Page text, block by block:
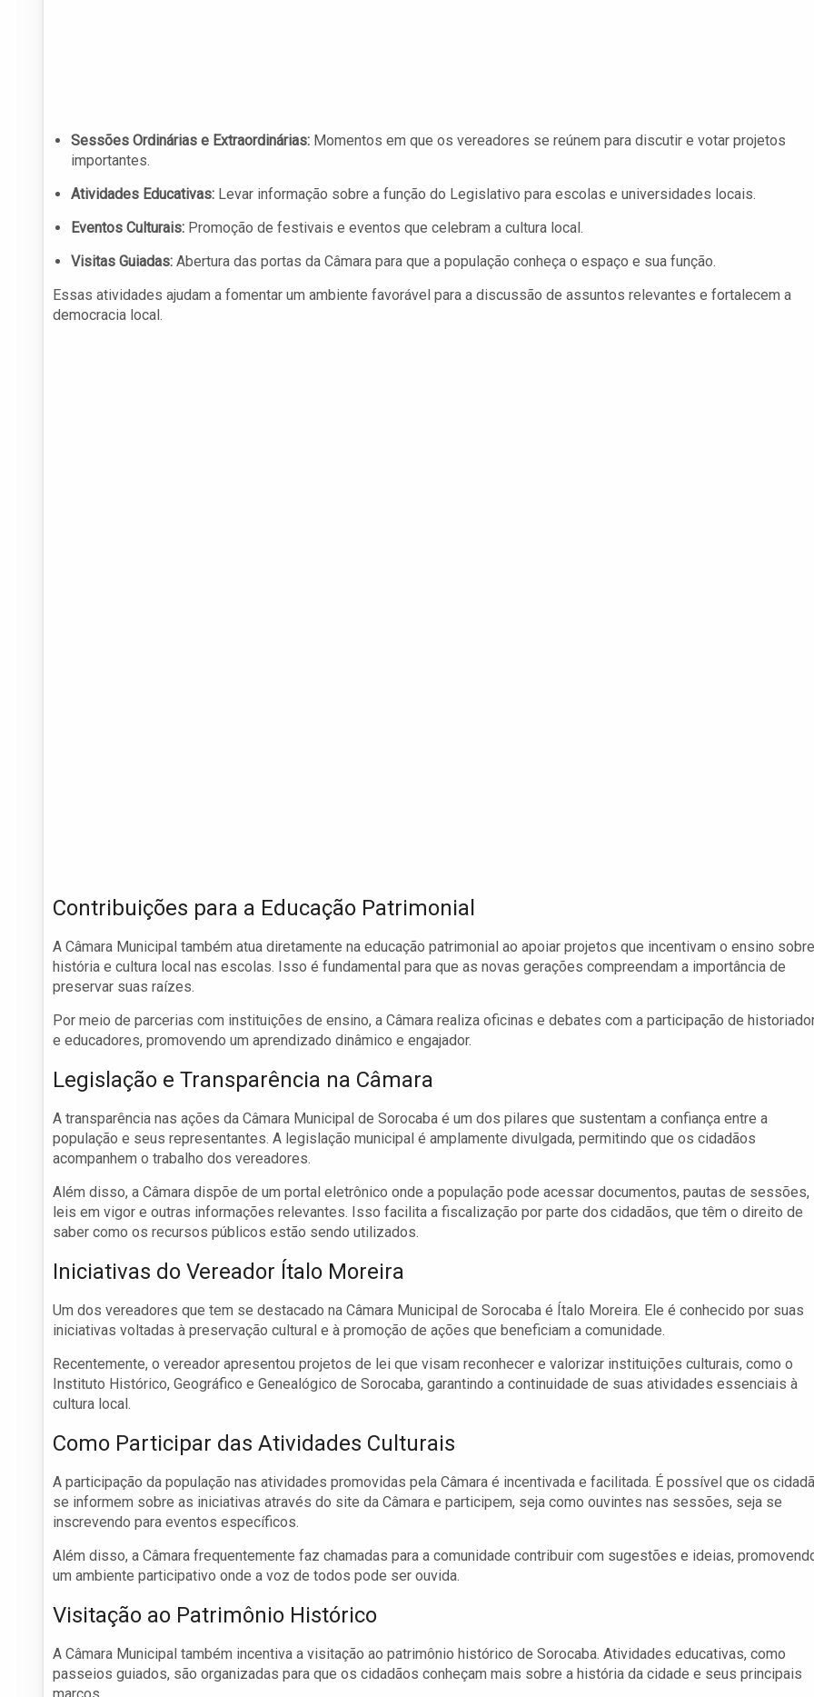
Sessões Ordinárias e Extraordinárias: Momentos em que os vereadores se reúnem para discutir e votar projetos
importantes.
Atividades Educativas: Levar informação sobre a função do Legislativo para escolas e universidades locais.
Eventos Culturais: Promoção de festivais e eventos que celebram a cultura local.
Visitas Guiadas: Abertura das portas da Câmara para que a população conheça o espaço e sua função.
Essas atividades ajudam a fomentar um ambiente favorável para a discussão de assuntos relevantes e fortalecem a
democracia local.
Contribuições para a Educação Patrimonial
A Câmara Municipal também atua diretamente na educação patrimonial ao apoiar projetos que incentivam o ensino
história e cultura local nas escolas. Isso é fundamental para que as novas gerações compreendam a importância de
preservar suas raízes.
Por meio de parcerias com instituições de ensino, a Câmara realiza oficinas e debates com a participação de
e educadores, promovendo um aprendizado dinâmico e engajador.
Legislação e Transparência na Câmara
A transparência nas ações da Câmara Municipal de Sorocaba é um dos pilares que sustentam a confiança entre a
população e seus representantes. A legislação municipal é amplamente divulgada, permitindo que os cidadãos
acompanhem o trabalho dos vereadores.
Além disso, a Câmara dispõe de um portal eletrônico onde a população pode acessar documentos, pautas de sessões,
leis em vigor e outras informações relevantes. Isso facilita a fiscalização por parte dos cidadãos, que têm o direito de
saber como os recursos públicos estão sendo utilizados.
Iniciativas do Vereador Ítalo Moreira
Um dos vereadores que tem se destacado na Câmara Municipal de Sorocaba é Ítalo Moreira. Ele é conhecido por suas
iniciativas voltadas à preservação cultural e à promoção de ações que beneficiam a comunidade.
Recentemente, o vereador apresentou projetos de lei que visam reconhecer e valorizar instituições culturais, como o
Instituto Histórico, Geográfico e Genealógico de Sorocaba, garantindo a continuidade de suas atividades essenciais à
cultura local.
Como Participar das Atividades Culturais
A participação da população nas atividades promovidas pela Câmara é incentivada e facilitada. É possível que os
se informem sobre as iniciativas através do site da Câmara e participem, seja como ouvintes nas sessões, seja se
inscrevendo para eventos específicos.
Além disso, a Câmara frequentemente faz chamadas para a comunidade contribuir com sugestões e ideias,
um ambiente participativo onde a voz de todos pode ser ouvida.
Visitação ao Patrimônio Histórico
A Câmara Municipal também incentiva a visitação ao patrimônio histórico de Sorocaba. Atividades educativas, como
passeios guiados, são organizadas para que os cidadãos conheçam mais sobre a história da cidade e seus principais